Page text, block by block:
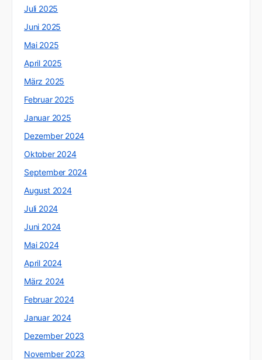
Juli 2025
Juni 2025
Mai 2025
April 2025
März 2025
Februar 2025
Januar 2025
Dezember 2024
Oktober 2024
September 2024
August 2024
Juli 2024
Juni 2024
Mai 2024
April 2024
März 2024
Februar 2024
Januar 2024
Dezember 2023
November 2023